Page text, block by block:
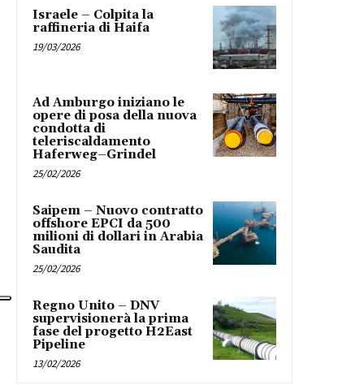
Israele – Colpita la
raffineria di Haifa
19/03/2026
Ad Amburgo iniziano le
opere di posa della nuova
condotta di
teleriscaldamento
Haferweg–Grindel
25/02/2026
Saipem – Nuovo contratto
offshore EPCI da 500
milioni di dollari in Arabia
Saudita
25/02/2026
Regno Unito – DNV
supervisionerà la prima
fase del progetto H2East
Pipeline
13/02/2026